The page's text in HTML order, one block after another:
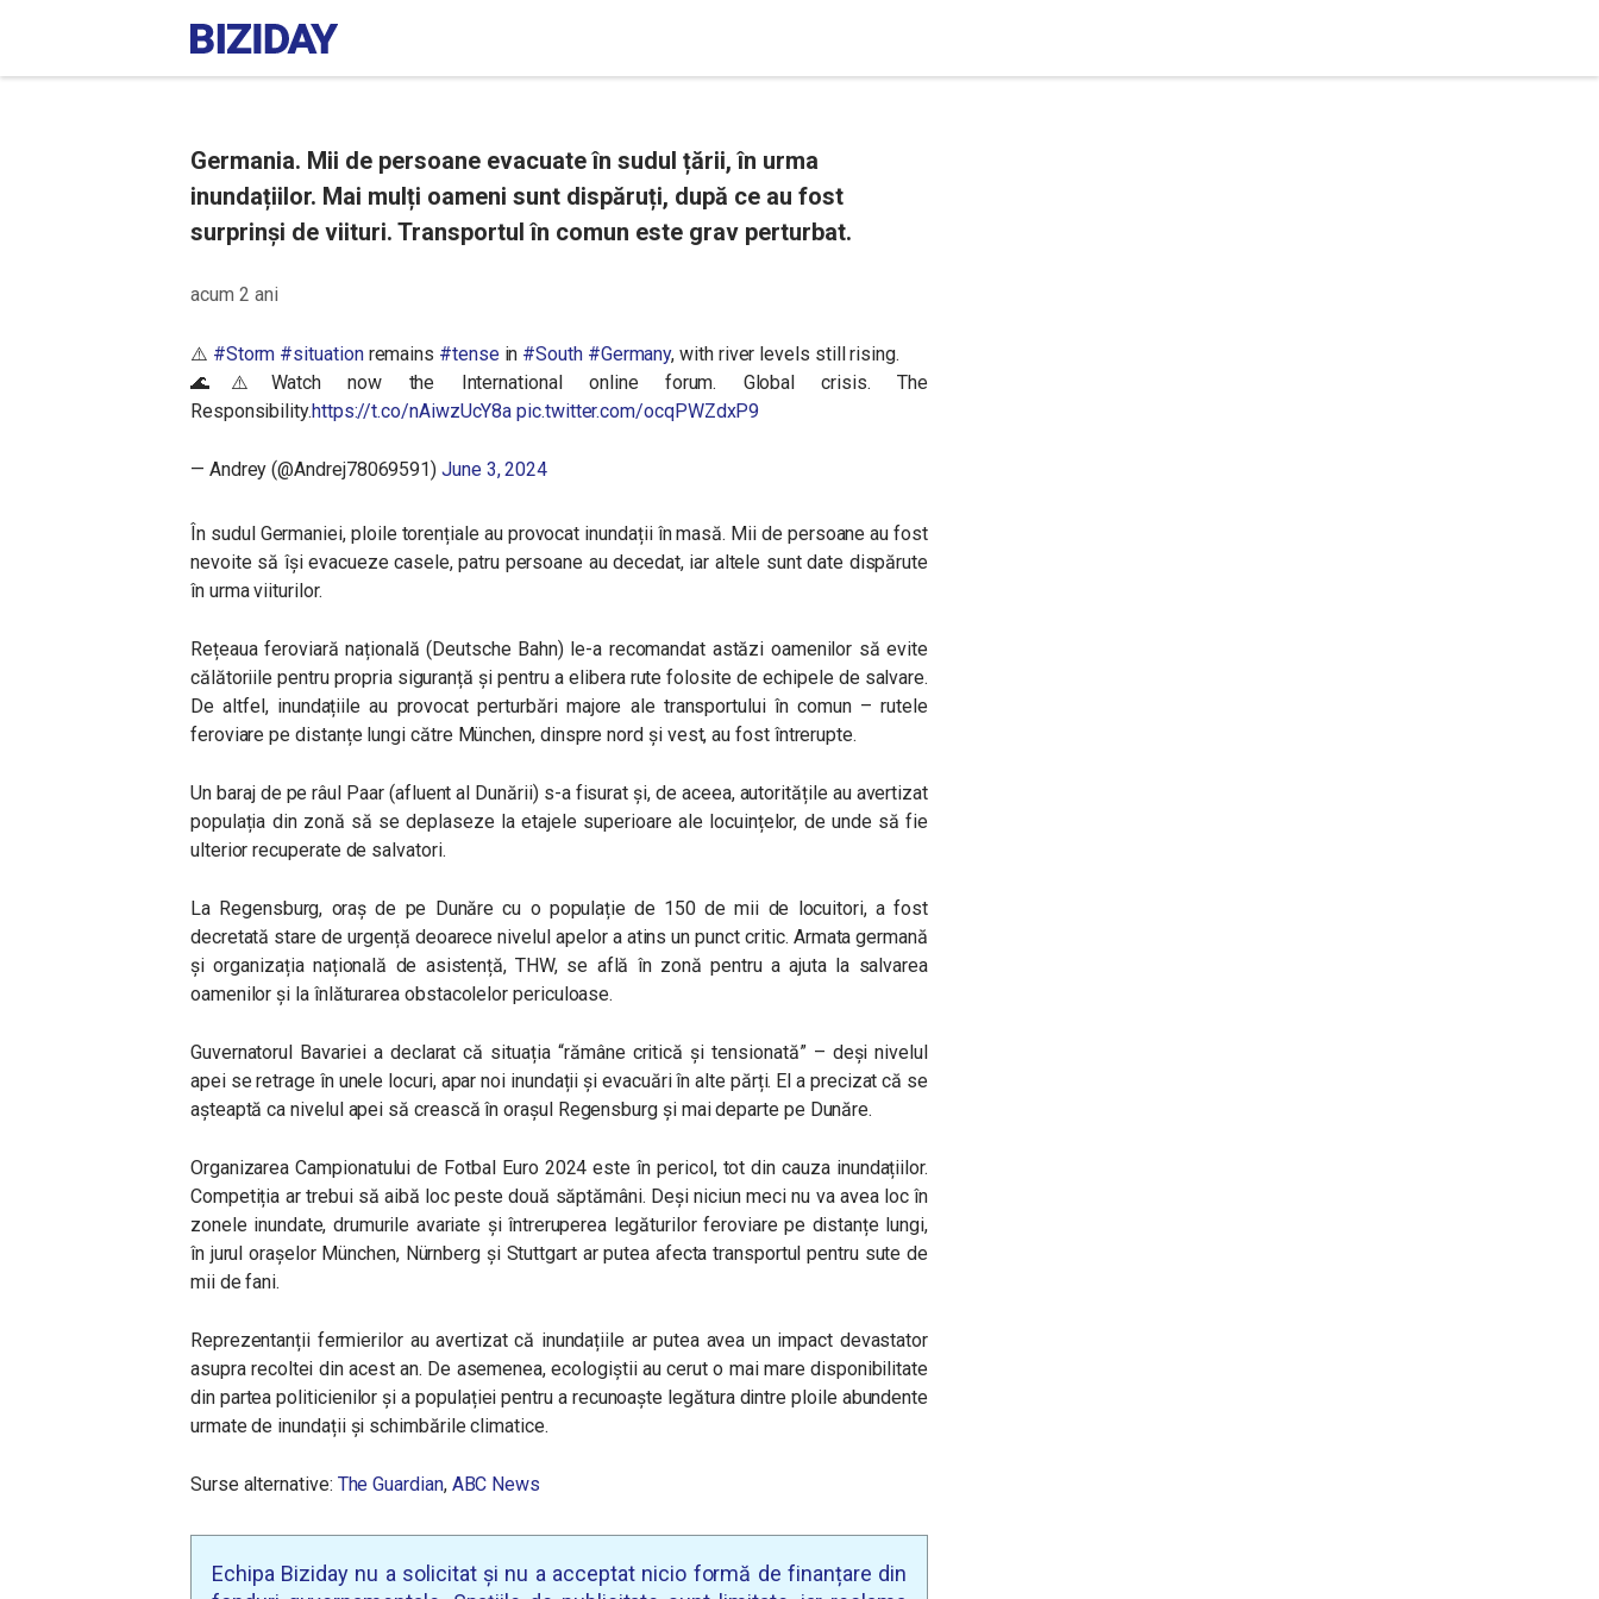
Germania. Mii de persoane evacuate în sudul țării, în urma
inundațiilor. Mai mulți oameni sunt dispăruți, după ce au fost
surprinși de viituri. Transportul în comun este grav perturbat.
acum 2 ani
⚠️ #Storm #situationremains #tensein #South #Germany, with river levels still rising.
🌊⚠️Watch now the International online forum. Global crisis. The
Responsibility.https://t.co/nAiwzUcY8a pic.twitter.com/ocqPWZdxP9
— Andrey (@Andrej78069591)June 3, 2024
În sudul Germaniei, ploile torențiale au provocat inundații în masă. Mii de persoane au fost
nevoite să își evacueze casele, patru persoane au decedat, iar altele sunt date dispărute
în urma viiturilor.
Rețeaua feroviară națională (Deutsche Bahn) le-a recomandat astăzi oamenilor să evite
călătoriile pentru propria siguranță și pentru a elibera rute folosite de echipele de salvare.
De altfel, inundațiile au provocat perturbări majore ale transportului în comun – rutele
feroviare pe distanțe lungi către München, dinspre nord și vest, au fost întrerupte.
Un baraj de pe râul Paar (afluent al Dunării) s-a fisurat și, de aceea, autoritățile au avertizat
populația din zonă să se deplaseze la etajele superioare ale locuințelor, de unde să fie
ulterior recuperate de salvatori.
La Regensburg, oraș de pe Dunăre cu o populație de 150 de mii de locuitori, a fost
decretată stare de urgență deoarece nivelul apelor a atins un punct critic. Armata germană
și organizația națională de asistență, THW, se află în zonă pentru a ajuta la salvarea
oamenilor și la înlăturarea obstacolelor periculoase.
Guvernatorul Bavariei a declarat că situația “rămâne critică și tensionată” – deși nivelul
apei se retrage în unele locuri, apar noi inundații și evacuări în alte părți. El a precizat că se
așteaptă ca nivelul apei să crească în orașul Regensburg și mai departe pe Dunăre.
Organizarea Campionatului de Fotbal Euro 2024 este în pericol, tot din cauza inundațiilor.
Competiția ar trebui să aibă loc peste două săptămâni. Deși niciun meci nu va avea loc în
zonele inundate, drumurile avariate și întreruperea legăturilor feroviare pe distanțe lungi,
în jurul orașelor München, Nürnberg și Stuttgart ar putea afecta transportul pentru sute de
mii de fani.
Reprezentanții fermierilor au avertizat că inundațiile ar putea avea un impact devastator
asupra recoltei din acest an. De asemenea, ecologiștii au cerut o mai mare disponibilitate
din partea politicienilor și a populației pentru a recunoaște legătura dintre ploile abundente
urmate de inundații și schimbările climatice.
Surse alternative: The Guardian, ABC News
Echipa Biziday nu a solicitat și nu a acceptat nicio formă de finanțare din